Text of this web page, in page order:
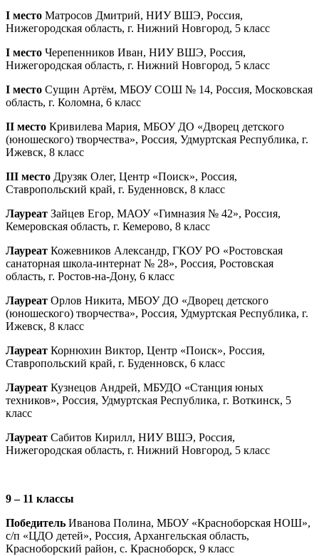
I место Матросов Дмитрий, НИУ ВШЭ, Россия,
Нижегородская область, г. Нижний Новгород, 5 класс
I место Черепенников Иван, НИУ ВШЭ, Россия,
Нижегородская область, г. Нижний Новгород, 5 класс
I место Сущин Артём, МБОУ СОШ № 14, Россия, Московская
область, г. Коломна, 6 класс
II место Кривилева Мария, МБОУ ДО «Дворец детского
(юношеского) творчества», Россия, Удмуртская Республика, г.
Ижевск, 8 класс
III место Друзяк Олег, Центр «Поиск», Россия,
Ставропольский край, г. Буденновск, 8 класс
Лауреат Зайцев Егор, МАОУ «Гимназия № 42», Россия,
Кемеровская область, г. Кемерово, 8 класс
Лауреат Кожевников Александр, ГКОУ РО «Ростовская
санаторная школа-интернат № 28», Россия, Ростовская
область, г. Ростов-на-Дону, 6 класс
Лауреат Орлов Никита, МБОУ ДО «Дворец детского
(юношеского) творчества», Россия, Удмуртская Республика, г.
Ижевск, 8 класс
Лауреат Корнюхин Виктор, Центр «Поиск», Россия,
Ставропольский край, г. Буденновск, 6 класс
Лауреат Кузнецов Андрей, МБУДО «Станция юных
техников», Россия, Удмуртская Республика, г. Воткинск, 5
класс
Лауреат Сабитов Кирилл, НИУ ВШЭ, Россия,
Нижегородская область, г. Нижний Новгород, 5 класс
9 – 11 классы
Победитель Иванова Полина, МБОУ «Красноборская НОШ»,
с/п «ЦДО детей», Россия, Архангельская область,
Красноборский район, с. Красноборск, 9 класс